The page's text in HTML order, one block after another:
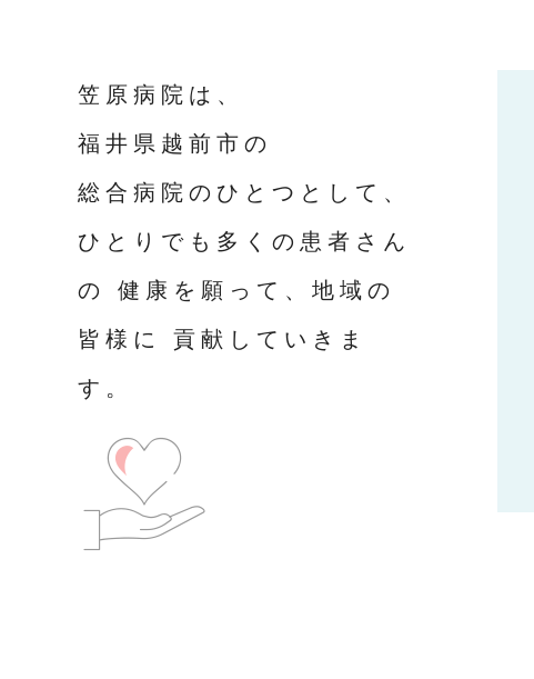
笠原病院は、
福井県越前市の
総合病院のひとつとして、
ひとりでも多くの患者さん
の 健康を願って、地域の
皆様に 貢献していきま
す。